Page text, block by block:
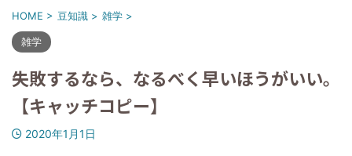
HOME > 豆知識 > 雑学 >
雑学
失敗するなら、なるべく早いほうがいい。
【キャッチコピー】
2020年1月1日